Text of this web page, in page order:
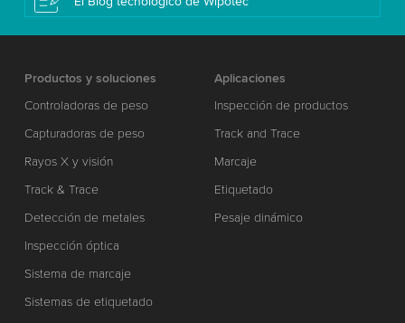
Productos y soluciones
Controladoras de peso
Capturadoras de peso
Rayos X y visión
Track & Trace
Detección de metales
Inspección óptica
Sistema de marcaje
Sistemas de etiquetado
Aplicaciones
Inspección de productos
Track and Trace
Marcaje
Etiquetado
Pesaje dinámico